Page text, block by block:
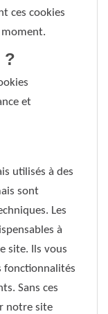
ces cookies
?
et
utilisés à des
sont
Les
à
site. Ils vous
fonctionnalités
Sans ces
notre site